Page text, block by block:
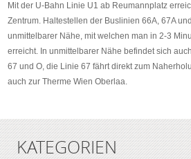
Mit der U-Bahn Linie U1 ab Reumannplatz
Zentrum. Haltestellen der Buslinien 66A, 67A
unmittelbarer Nähe, mit welchen man in 2-3
erreicht. In unmittelbarer Nähe befindet sich
67 und O, die Linie 67 fährt direkt zum
auch zur Therme Wien Oberlaa.
KATEGORIEN